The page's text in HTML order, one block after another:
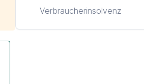
Verbraucherinsolvenz